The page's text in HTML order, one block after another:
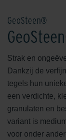
GeoSteen®
Strak en
Dankzij de
tegels hun
een verdichte,
granulaten en
variant is
voor onder